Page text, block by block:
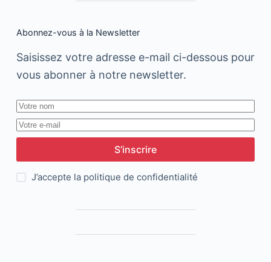
Abonnez-vous à la Newsletter
Saisissez votre adresse e-mail ci-dessous pour
vous abonner à notre newsletter.
S’inscrire
J’accepte la politique de confidentialité